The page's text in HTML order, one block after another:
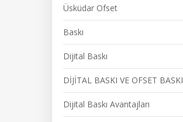
Üsküdar Ofset
Baskı
Dijital Baskı
DİJİTAL BASKI VE OFSET BASKI
Dijital Baskı Avantajları